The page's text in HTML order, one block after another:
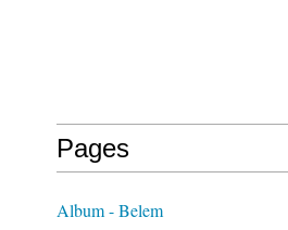
Pages
Album - Belem